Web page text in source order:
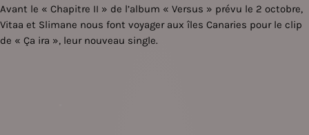
Avant le « Chapitre II » de l’album « Versus » prévu le 2 octobre,
Vitaa et Slimane nous font voyager aux îles Canaries pour le clip
de « Ça ira », leur nouveau single.